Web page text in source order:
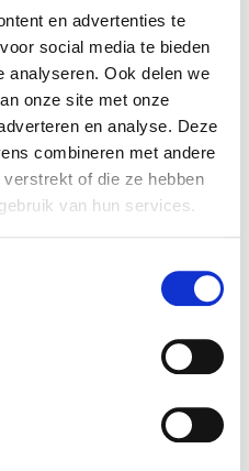
en advertenties te
social media te bieden
analyseren. Ook delen we
onze site met onze
en analyse. Deze
combineren met andere
of die ze hebben
van hun services.
Account Manager (KAM),
(table des matières) que
en réponse aux besoins du
opérationnelle, gestion du
sécurité-hygiène-
sociétale, tarification
et apportez les notifications
Excel annexes) que vous
sur sa plateforme achat,
avec le KAM,
calcul Excel des heures et des
à jour des documents